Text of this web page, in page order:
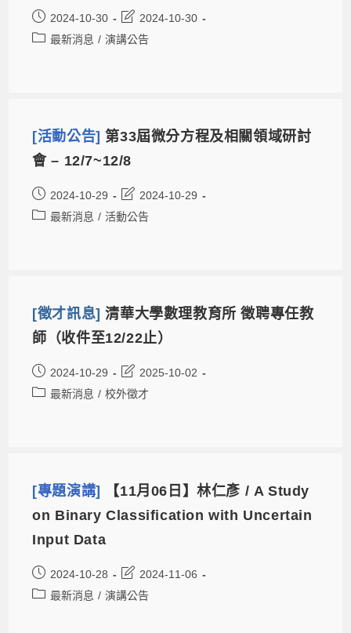
2024-10-30
2024-10-30
最新消息 / 演講公告
[活動公告]第33屆微分方程及相關領域研討
會 – 12/7~12/8
2024-10-29
2024-10-29
最新消息 / 活動公告
[徵才訊息]清華⼤學數理教育所 徵聘專任教
師（收件至12/22止）
2024-10-29
2025-10-02
最新消息 / 校外徵才
[專題演講]
【11月06日】林仁彥 / A Study
on Binary Classification with Uncertain
Input Data
2024-10-28
2024-11-06
最新消息 / 演講公告